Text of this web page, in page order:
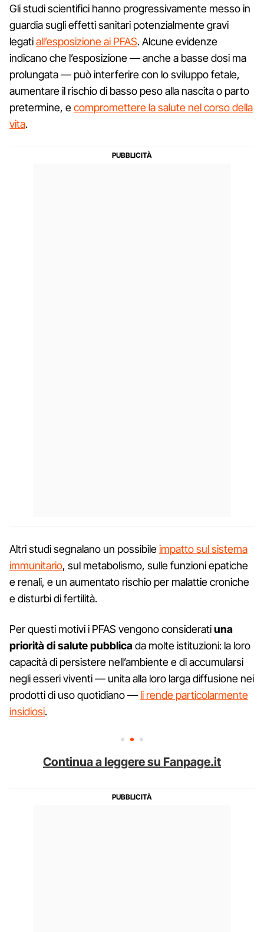
Gli studi scientifici hanno progressivamente messo in
guardia sugli effetti sanitari potenzialmente gravi
legatiall’esposizione ai PFAS. Alcune evidenze
indicano che l’esposizione — anche a basse dosi ma
prolungata — può interferire con lo sviluppo fetale,
aumentare il rischio di basso peso alla nascita o parto
pretermine, ecompromettere la salute nel corso della
vita.
Altri studi segnalano un possibileimpatto sul sistema
immunitario, sul metabolismo, sulle funzioni epatiche
e renali, e un aumentato rischio per malattie croniche
e disturbi di fertilità.
Per questi motivi i PFAS vengono consideratiuna
priorità di salute pubblicada molte istituzioni: la loro
capacità di persistere nell’ambiente e di accumularsi
negli esseri viventi — unita alla loro larga diffusione nei
prodotti di uso quotidiano — li rende particolarmente
insidiosi.
Continua a leggere su Fanpage.it